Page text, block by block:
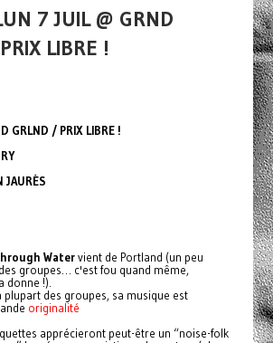
7 JUIL @ GRND
LIBRE !
GRLND / PRIX LIBRE !
JAURÈS
Watervient de Portland (un peu
groupes… c'est fou quand même,
donne !).
des groupes, sa musique est
originalité
apprécieront peut-être un “noise-folk